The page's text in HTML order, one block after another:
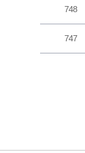
748
747